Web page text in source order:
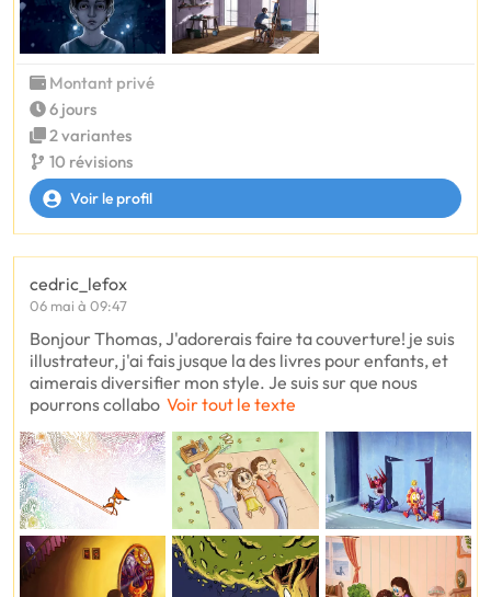
Montant privé
6 jours
2 variantes
10 révisions
Voir le profil
cedric_lefox
06 mai à 09:47
Bonjour Thomas, J'adorerais faire ta couverture! je suis
illustrateur, j'ai fais jusque la des livres pour enfants, et
aimerais diversifier mon style. Je suis sur que nous
pourrons collabo Voir tout le texte